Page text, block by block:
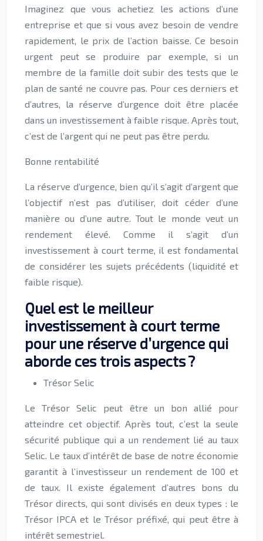
Imaginez que vous achetiez les actions d’une
entreprise et que si vous avez besoin de vendre
rapidement, le prix de l’action baisse. Ce besoin
urgent peut se produire par exemple, si un
membre de la famille doit subir des tests que le
plan de santé ne couvre pas. Pour ces derniers et
d’autres, la réserve d’urgence doit être placée
dans un investissement à faible risque. Après tout,
c’est de l’argent qui ne peut pas être perdu.
Bonne rentabilité
La réserve d’urgence, bien qu’il s’agit d’argent que
l’objectif n’est pas d’utiliser, doit céder d’une
manière ou d’une autre. Tout le monde veut un
rendement élevé. Comme il s’agit d’un
investissement à court terme, il est fondamental
de considérer les sujets précédents (liquidité et
faible risque).
Quel est le meilleur
investissement à court terme
pour une réserve d’urgence qui
aborde ces trois aspects ?
Trésor Selic
Le Trésor Selic peut être un bon allié pour
atteindre cet objectif. Après tout, c’est la seule
sécurité publique qui a un rendement lié au taux
Selic. Le taux d’intérêt de base de notre économie
garantit à l’investisseur un rendement de 100 et
de taux. Il existe également d’autres bons du
Trésor directs, qui sont divisés en deux types : le
Trésor IPCA et le Trésor préfixé, qui peut être à
intérêt semestriel.